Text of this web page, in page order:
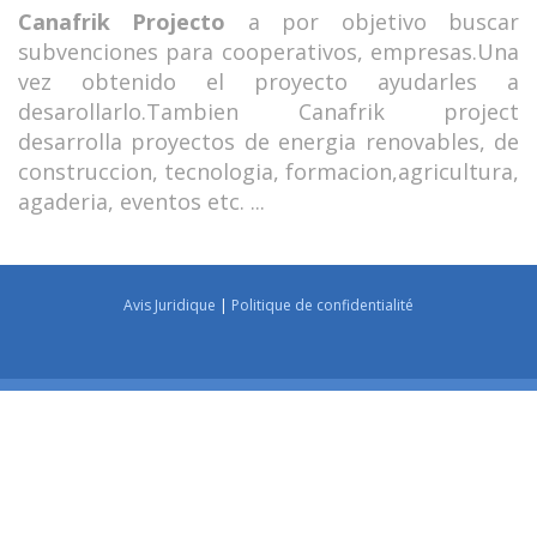
Canafrik Projecto a por objetivo buscar
subvenciones para cooperativos, empresas.Una
vez obtenido el proyecto ayudarles a
desarollarlo.Tambien Canafrik project
desarrolla proyectos de energia renovables, de
construccion, tecnologia, formacion,agricultura,
agaderia, eventos etc. ...
Avis Juridique | Politique de confidentialité